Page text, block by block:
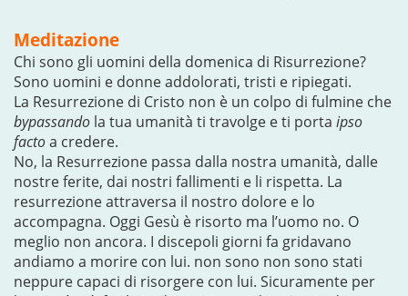
Meditazione
Chi sono gli uomini della domenica di Risurrezione?
Sono uomini e donne addolorati, tristi e ripiegati.
La Resurrezione di Cristo non è un colpo di fulmine che
bypassando la tua umanità ti travolge e ti porta ipso
factoa credere.
No, la Resurrezione passa dalla nostra umanità, dalle
nostre ferite, dai nostri fallimenti e li rispetta. La
resurrezione attraversa il nostro dolore e lo
accompagna. Oggi Gesù è risorto ma l’uomo no. O
meglio non ancora. I discepoli giorni fa gridavano
andiamo a morire con lui. non sono non sono stati
neppure capaci di risorgere con lui. Sicuramente per